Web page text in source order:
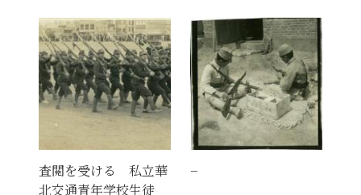
査閲を受ける 私立華
北交通青年学校生徒
−